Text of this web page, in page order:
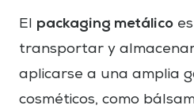
El packaging metálico
transportar y
aplicarse a una amplia
cosméticos, como